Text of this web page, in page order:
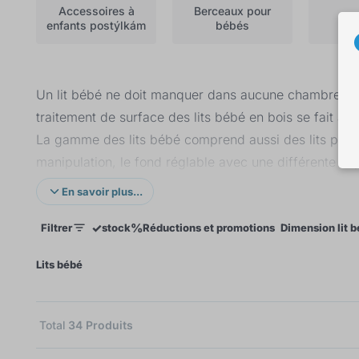
Accessoires à
enfants postýlkám
Berceaux pour
bébés
Un lit bébé ne doit manquer dans aucune chambre
traitement de surface des lits bébé en bois se fait
La gamme des lits bébé comprend aussi des lits
manipulation, le fond réglable avec une différente
sécurité. Nous offrons également des paniers en
En savoir plus...
Filtrer ✓stock%Réductions et promotions Dimension lit
Lits bébé
Total 34 Produits